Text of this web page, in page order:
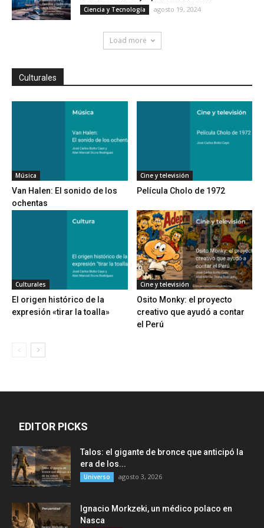
Ciencia y Tecnología agosto 19, 2024
Load more
Culturales
Música
Van Halen: El sonido de los
ochentas
Cine y televisión
Película Cholo de 1972
Culturales
El origen histórico de la
expresión «tirar la toalla»
Cine y televisión
Osito Monky: el proyecto
creativo que ayudó a contar
el Perú
EDITOR PICKS
Talos: el gigante de bronce que anticipó la
era de los...
Universo agosto 3, 2026
Ignacio Morkzeki, un médico polaco en
Nasca